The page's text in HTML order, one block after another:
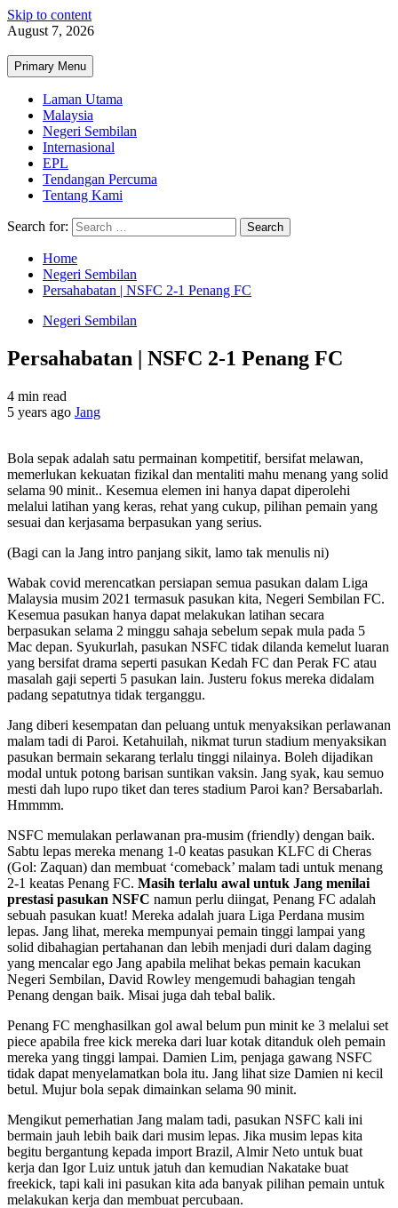
Skip to content
August 7, 2026
Primary Menu
Laman Utama
Malaysia
Negeri Sembilan
Internasional
EPL
Tendangan Percuma
Tentang Kami
Search for:
Home
Negeri Sembilan
Persahabatan | NSFC 2-1 Penang FC
Negeri Sembilan
Persahabatan | NSFC 2-1 Penang FC
4 min read
5 years ago Jang
Bola sepak adalah satu permainan kompetitif, bersifat melawan,
memerlukan kekuatan fizikal dan mentaliti mahu menang yang solid
selama 90 minit.. Kesemua elemen ini hanya dapat diperolehi
melalui latihan yang keras, rehat yang cukup, pilihan pemain yang
sesuai dan kerjasama berpasukan yang serius.
(Bagi can la Jang intro panjang sikit, lamo tak menulis ni)
Wabak covid merencatkan persiapan semua pasukan dalam Liga
Malaysia musim 2021 termasuk pasukan kita, Negeri Sembilan FC.
Kesemua pasukan hanya dapat melakukan latihan secara
berpasukan selama 2 minggu sahaja sebelum sepak mula pada 5
Mac depan. Syukurlah, pasukan NSFC tidak dilanda kemelut luaran
yang bersifat drama seperti pasukan Kedah FC dan Perak FC atau
masalah gaji seperti 5 pasukan lain. Justeru fokus mereka didalam
padang sepatutnya tidak terganggu.
Jang diberi kesempatan dan peluang untuk menyaksikan perlawanan
malam tadi di Paroi. Ketahuilah, nikmat turun stadium menyaksikan
pasukan bermain sekarang terlalu tinggi nilainya. Boleh dijadikan
modal untuk potong barisan suntikan vaksin. Jang syak, kau semuo
mesti dah lupo rupo tiket dan teres stadium Paroi kan? Bersabarlah.
Hmmmm.
NSFC memulakan perlawanan pra-musim (friendly) dengan baik.
Sabtu lepas mereka menang 1-0 keatas pasukan KLFC di Cheras
(Gol: Zaquan) dan membuat ‘comeback’ malam tadi untuk menang
2-1 keatas Penang FC. Masih terlalu awal untuk Jang menilai
prestasi pasukan NSFC namun perlu diingat, Penang FC adalah
sebuah pasukan kuat! Mereka adalah juara Liga Perdana musim
lepas. Jang lihat, mereka mempunyai pemain tinggi lampai yang
solid dibahagian pertahanan dan lebih menjadi duri dalam daging
yang mencalar ego Jang apabila melihat bekas pemain kacukan
Negeri Sembilan, David Rowley mengemudi bahagian tengah
Penang dengan baik. Misai juga dah tebal balik.
Penang FC menghasilkan gol awal belum pun minit ke 3 melalui set
piece apabila free kick mereka dari luar kotak ditanduk oleh pemain
mereka yang tinggi lampai. Damien Lim, penjaga gawang NSFC
tidak dapat menyelamatkan bola itu. Jang lihat size Damien ni kecil
betul. Mujur bola sepak dimainkan selama 90 minit.
Mengikut pemerhatian Jang malam tadi, pasukan NSFC kali ini
bermain jauh lebih baik dari musim lepas. Jika musim lepas kita
begitu bergantung kepada import Brazil, Almir Neto untuk buat
kerja dan Igor Luiz untuk jatuh dan kemudian Nakatake buat
freekick, tapi kali ini pasukan kita ada banyak pilihan pemain untuk
melakukan kerja dan membuat percubaan.